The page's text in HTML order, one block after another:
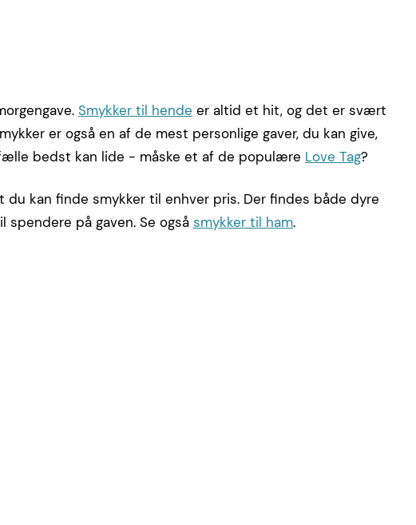
Smykker til hende er altid et hit, og det er svært
er også en af de mest personlige gaver, du kan give,
bedst kan lide - måske et af de populære Love Tag?
du kan finde smykker til enhver pris. Der findes både dyre
på gaven. Se også smykker til ham.